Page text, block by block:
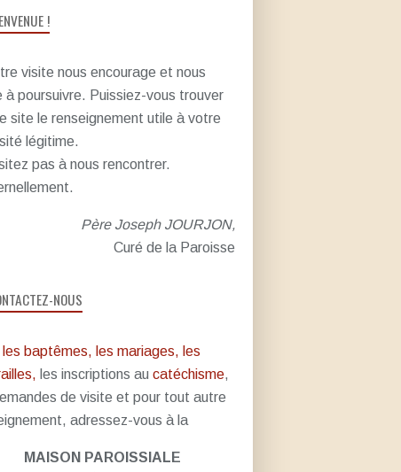
!
visite nous encourage et nous
à poursuivre. Puissiez-vous trouver
site le renseignement utile à votre
légitime.
pas à nous rencontrer.
Père Joseph JOURJON,
Curé de la Paroisse
NOUS
les baptêmes, les mariages, les
les inscriptions au catéchisme,
de visite et pour tout autre
adressez-vous à la
MAISON PAROISSIALE